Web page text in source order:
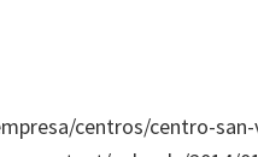
centros/centro-